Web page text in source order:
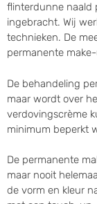
flinterdunne naald
ingebracht. Wij
technieken. De
permanente
De behandeling
maar wordt over
verdovingscrème
minimum beperkt
De permanente
maar nooit
de vorm en kleur